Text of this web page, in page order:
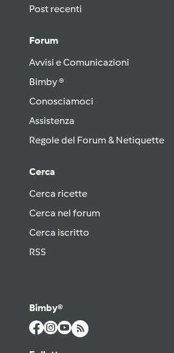
Post recenti
Forum
Avvisi e Comunicazioni
Bimby ®
Conosciamoci
Assistenza
Regole del Forum & Netiquette
Cerca
Cerca ricette
Cerca nel forum
Cerca iscritto
RSS
Bimby®